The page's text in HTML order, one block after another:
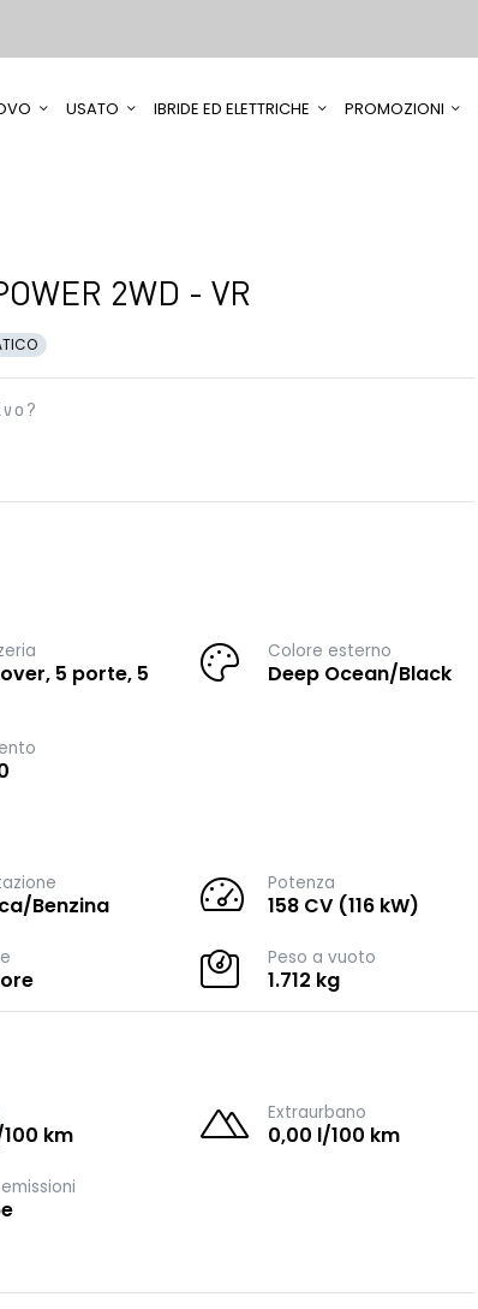
USATO IBRIDE ED ELETTRICHE PROMOZIONI
2WD - VR
5 porte, 5
Colore esterno
Deep Ocean/Black
Benzina
Potenza
158 CV (116 kW)
Peso a vuoto
1.712 kg
km
Extraurbano
0,00 l/100 km